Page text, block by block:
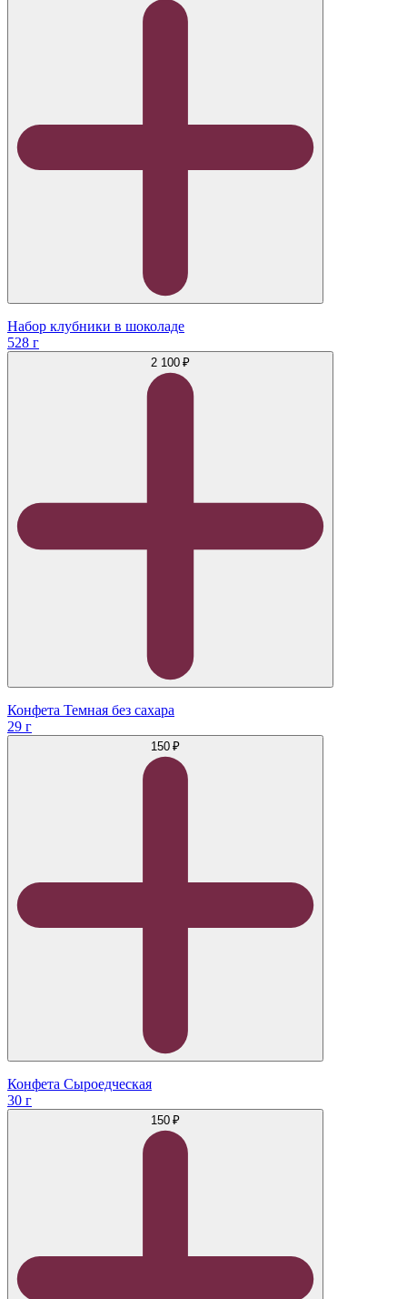
Набор клубники в шоколаде
528 г
2 100 ₽
Конфета Темная без сахара
29 г
150 ₽
Конфета Сыроедческая
30 г
150 ₽